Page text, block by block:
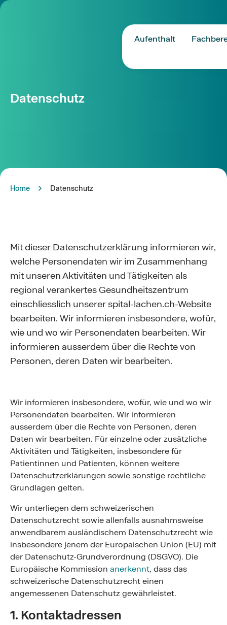
Aufenthalt
Datenschutz
Home Datenschutz
Mit dieser Datenschutzerklärung informieren wir,
welche Personendaten wir im Zusammenhang
mit unseren Aktivitäten und Tätigkeiten als
regional verankertes Gesundheitszentrum
einschliesslich unserer spital-lachen.ch-Website
bearbeiten. Wir informieren insbesondere, wofür,
wie und wo wir Personendaten bearbeiten. Wir
informieren ausserdem über die Rechte von
Personen, deren Daten wir bearbeiten.
Wir informieren insbesondere, wofür, wie und wo wir
Personendaten bearbeiten. Wir informieren
ausserdem über die Rechte von Personen, deren
Daten wir bearbeiten. Für einzelne oder zusätzliche
Aktivitäten und Tätigkeiten, insbesondere für
Patientinnen und Patienten, können weitere
Datenschutzerklärungen sowie sonstige rechtliche
Grundlagen gelten.
Wir unterliegen dem schweizerischen
Datenschutzrecht sowie allenfalls ausnahmsweise
anwendbarem ausländischem Datenschutzrecht wie
insbesondere jenem der Europäischen Union (EU) mit
der Datenschutz-Grundverordnung (DSGVO). Die
Europäische Kommission anerkennt, dass das
schweizerische Datenschutzrecht einen
angemessenen Datenschutz gewährleistet.
1. Kontaktadressen